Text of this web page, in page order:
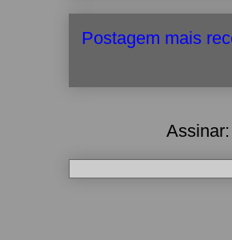
Postagem mais
Assinar: